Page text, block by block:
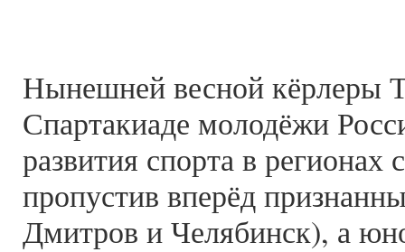
Нынешней весной кёрлеры
Спартакиаде молодёжи
развития спорта в
пропустив вперёд
Дмитров и Челябинск), а